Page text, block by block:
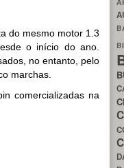
do mesmo motor 1.3
o início do ano.
no entanto, pelo
marchas.
comercializadas na